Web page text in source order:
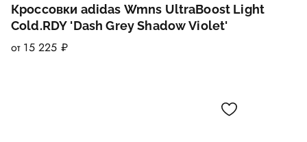
Кроссовки adidas Wmns UltraBoost Light
Cold.RDY 'Dash Grey Shadow Violet'
от 15 225 ₽